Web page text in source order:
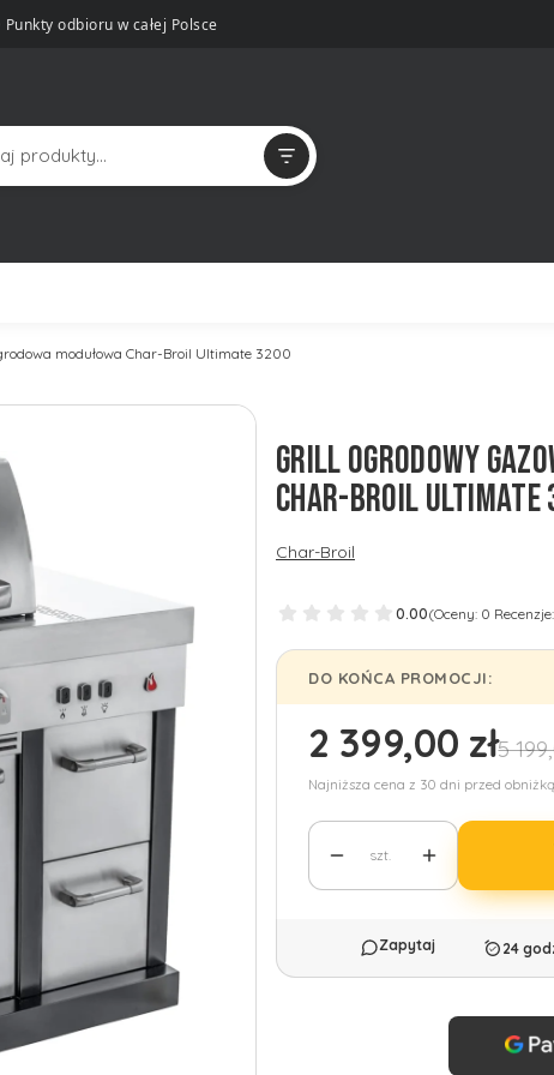
Punkty odbioru w całej Polsce
modułowa Char-Broil Ultimate 3200
GRILL OGRODOWY
CHAR-BROIL
Char-Broil
0.00(Oceny: 0
DO KOŃCA PROMOCJI:
2 399,00 zł5
Najniższa cena z 30 dni przed
szt.
24